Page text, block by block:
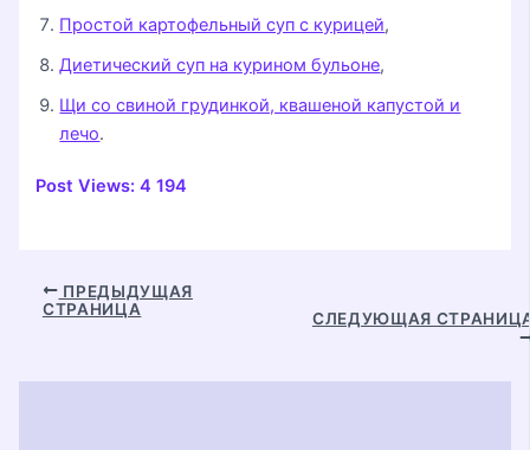
Простой картофельный суп с курицей,
Диетический суп на курином бульоне,
Щи со свиной грудинкой, квашеной капустой и
лечо.
Post Views: 4 194
Навигация
ПРЕДЫДУЩАЯ
СТРАНИЦА
СЛЕДУЮЩАЯ